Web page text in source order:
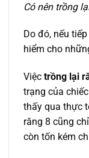
Có nên trồng
Do đó, nếu
hiểm cho
Việc trồng lại
trạng của
thấy qua thực
răng 8 cũng
còn tốn kém